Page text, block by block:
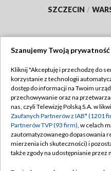
SZCZECIN /
Abonament TVP
Emisja w TVP
Centrum informacji TVP
Naziemna Telewizja
Szanujemy Twoją prywatność
Kliknij "Akceptuję i przechodzę do
korzystanie z technologii
dostęp do informacji na Twoim
przechowywanie oraz na
nas, czyli Telewizję Polską S.A. w
Zaufanych Partnerów z IAB* (1201
Partnerów TVP (93 firm), w celach
zautomatyzowanego dopasowania
mierzenia ich skuteczności) i
także zgody na udostępnianie przez